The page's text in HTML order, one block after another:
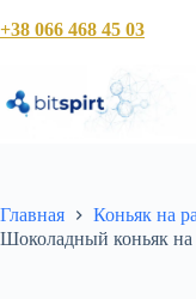
к
+38 066 468 45 03
Главная
Коньяк на
Шоколадный коньяк на